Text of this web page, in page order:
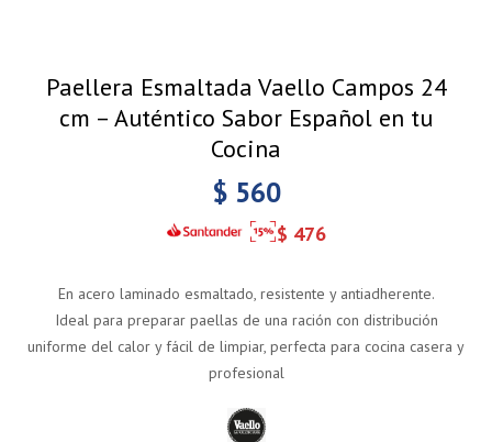
Paellera Esmaltada Vaello Campos 24
cm – Auténtico Sabor Español en tu
Cocina
$ 560
$ 476
En acero laminado esmaltado, resistente y antiadherente.
Ideal para preparar paellas de una ración con distribución
uniforme del calor y fácil de limpiar, perfecta para cocina casera y
profesional